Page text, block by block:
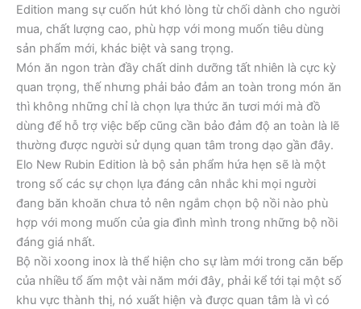
Edition mang sự cuốn hút khó lòng từ chối dành cho người
mua, chất lượng cao, phù hợp với mong muốn tiêu dùng
sản phẩm mới, khác biệt và sang trọng.
Món ăn ngon tràn đầy chất dinh dưỡng tất nhiên là cực kỳ
quan trọng, thế nhưng phải bảo đảm an toàn trong món ăn
thì không những chỉ là chọn lựa thức ăn tươi mới mà đồ
dùng để hỗ trợ việc bếp cũng cần bảo đảm độ an toàn là lẽ
thường được người sử dụng quan tâm trong dạo gần đây.
Elo New Rubin Edition là bộ sản phẩm hứa hẹn sẽ là một
trong số các sự chọn lựa đáng cân nhắc khi mọi người
đang băn khoăn chưa tỏ nên ngắm chọn bộ nồi nào phù
hợp với mong muốn của gia đình mình trong những bộ nồi
đáng giá nhất.
Bộ nồi xoong inox là thể hiện cho sự làm mới trong căn bếp
của nhiều tổ ấm một vài năm mới đây, phải kể tới tại một số
khu vực thành thị, nó xuất hiện và được quan tâm là vì có